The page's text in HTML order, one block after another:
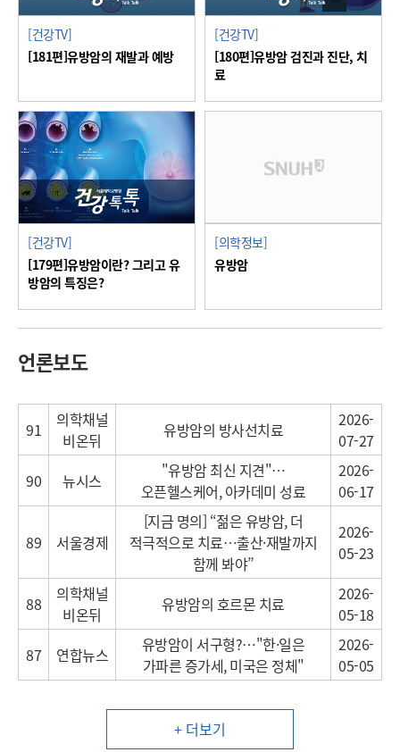
[건강TV]
[181편]유방암의 재발과 예방
[건강TV]
[180편]유방암 검진과 진단, 치
료
[건강TV]
[179편]유방암이란? 그리고 유
방암의 특징은?
[의학정보]
유방암
언론보도
91
의학채널
비온뒤
유방암의 방사선치료
2026-
07-27
90
뉴시스
"유방암 최신 지견"…
오픈헬스케어, 아카데미 성료
2026-
06-17
89 서울경제
[지금 명의] “젊은 유방암, 더
적극적으로 치료…출산·재발까지
함께 봐야”
2026-
05-23
88
의학채널
비온뒤
유방암의 호르몬 치료
2026-
05-18
87
연합뉴스
유방암이 서구형?…"한·일은
가파른 증가세, 미국은 정체"
2026-
05-05
+ 더보기